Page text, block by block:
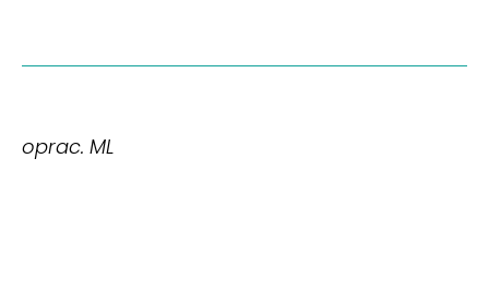
oprac. ML